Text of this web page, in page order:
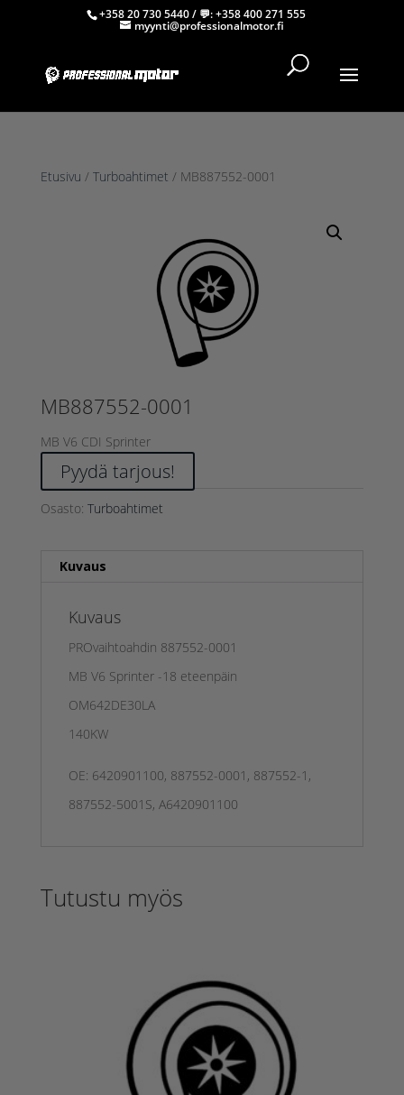
+358 20 730 5440/ 💬:+358 400 271 555
myynti@professionalmotor.fi
Etusivu / Turboahtimet / MB887552-0001
MB887552-0001
MB V6 CDI Sprinter
Pyydä tarjous!
Osasto: Turboahtimet
Kuvaus
Kuvaus
PROvaihtoahdin 887552-0001
MB V6 Sprinter -18 eteenpäin
OM642DE30LA
140KW
OE: 6420901100, 887552-0001, 887552-1,
887552-5001S, A6420901100
Tutustu myös